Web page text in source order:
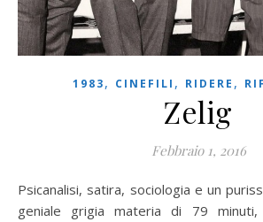
1983, CINEFILI , RIDERE ,
Zelig
Febbraio 1, 2016
Psicanalisi, satira, sociologia e un purissimo concentrato di
geniale grigia materia di 79